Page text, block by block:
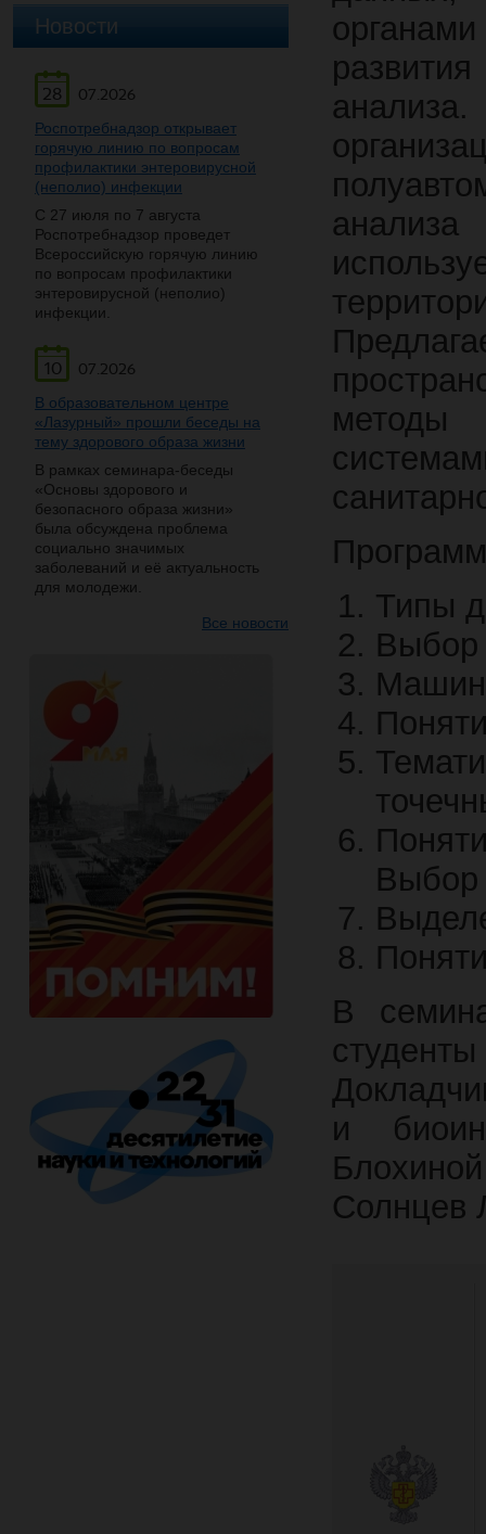
Новости
28
07.2026
Роспотребнадзор открывает
горячую линию по вопросам
профилактики энтеровирусной
(неполио) инфекции
С 27 июля по 7 августа
Роспотребнадзор проведет
Всероссийскую горячую линию
по вопросам профилактики
энтеровирусной (неполио)
инфекции.
10
07.2026
В образовательном центре
«Лазурный» прошли беседы на
тему здорового образа жизни
В рамках семинара-беседы
«Основы здорового и
безопасного образа жизни»
была обсуждена проблема
социально значимых
заболеваний и её актуальность
для молодежи.
Все новости
методы
Типы
Выбор
Выбор
В
и
Солнцев